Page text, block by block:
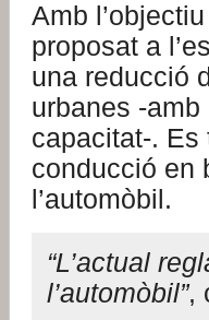
Amb
proposat a
una reducció
urbanes -
capacitat-. Es
conducció en
l’automòbil.
“L’actual
l’automòbil”,